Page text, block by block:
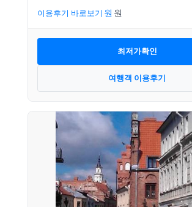
이용후기 바로보기
최저가확인
여행객 이용후기